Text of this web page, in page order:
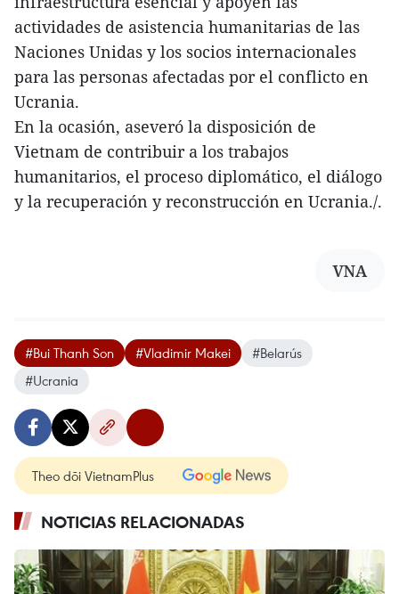
actividades de asistencia humanitarias de las
Naciones Unidas y los socios internacionales
para las personas afectadas por el conflicto en
Ucrania.
En la ocasión, aseveró la disposición de
Vietnam de contribuir a los trabajos
humanitarios, el proceso diplomático, el diálogo
y la recuperación y reconstrucción en Ucrania./.
VNA
#Bui Thanh Son #Vladimir Makei
#Belarús
#Ucrania
Theo dõi VietnamPlus
NOTICIAS RELACIONADAS